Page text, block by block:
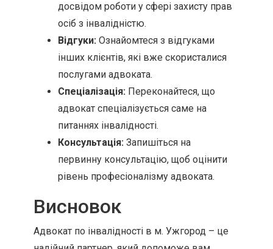
досвідом роботи у сфері захисту прав
осіб з інвалідністю.
Відгуки: Ознайомтеся з відгуками
інших клієнтів, які вже скористалися
послугами адвоката.
Спеціалізація: Переконайтеся, що
адвокат спеціалізується саме на
питаннях інвалідності.
Консультація: Запишіться на
первинну консультацію, щоб оцінити
рівень професіоналізму адвоката.
Висновок
Адвокат по інвалідності в м. Ужгород – це